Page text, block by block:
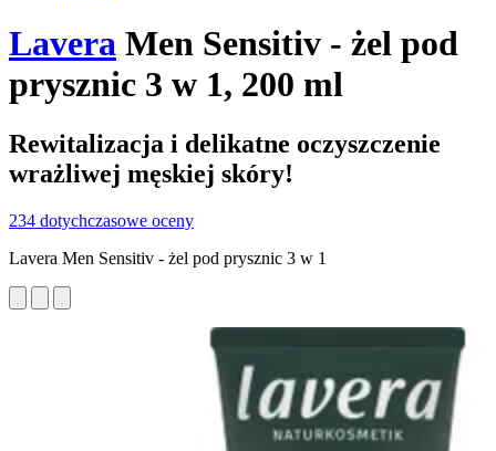
Lavera Men Sensitiv - żel pod
prysznic 3 w 1, 200 ml
Rewitalizacja i delikatne oczyszczenie
wrażliwej męskiej skóry!
234 dotychczasowe oceny
Lavera Men Sensitiv - żel pod prysznic 3 w 1